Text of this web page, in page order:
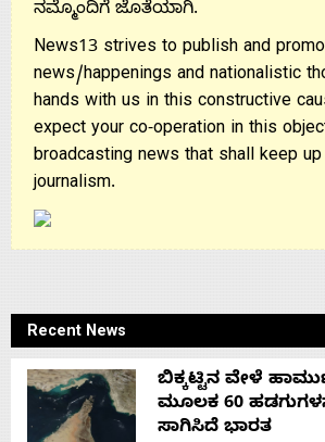
ನಮ್ಮೊಂದಿಗೆ ಜೊತೆಯಾಗಿ.
News13 strives to publish and
news/happenings and nationalistic
hands with us in this constructive
expect your co-operation in this
broadcasting news that shall keep
journalism.
Recent News
ಬಿಕ್ಕಟ್ಟಿನ ವೇಳೆ
ಮೂಲಕ 60
ಸಾಗಿಸಿದೆ ಭಾರತ